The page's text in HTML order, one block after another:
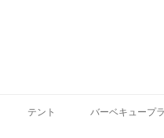
テント バーベキュープ